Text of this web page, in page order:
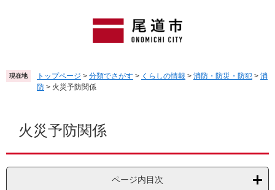
頭
で
飛
ば
現在地 トップページ > 分類でさがす > くらしの情報 > 消防・防災・防犯 > 消
防 > 火災予防関係
火災予防関係
ページ内目次